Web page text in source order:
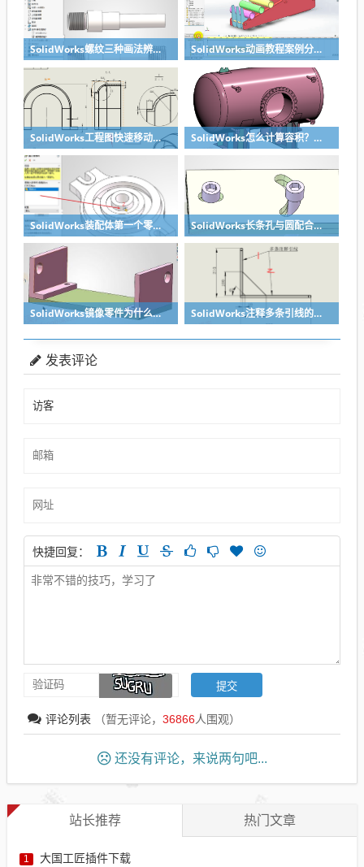
SolidWorks螺纹三种画法辨析异同：装饰螺纹线、螺柱向导、螺纹特征 SolidWorks动画教程案例分享之圆管分料动画，重力自然滑落
SolidWorks工程图快速移动视图位置技巧，溪风实战分享 SolidWorks怎么计算容积？容器的体积？
SolidWorks装配体第一个零件怎么固定到中心原点？90%的人一开始就做错了 SolidWorks长条孔与圆配合，槽口与圆配合超快方法
SolidWorks镜像零件为什么不对称？镜像命令使用详解 SolidWorks注释多条引线的方法步骤
发表评论
快捷回复：
评论列表 （暂无评论， 36866人围观）
还没有评论，来说两句吧...
站长推荐 热门文章
1 大国工匠插件下载